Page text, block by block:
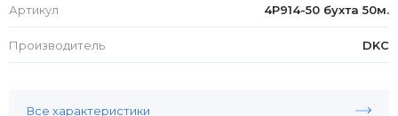
Артикул 4P914-50 бухта 50м.
Производитель DKC
Все характеристики